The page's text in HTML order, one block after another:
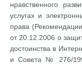
нравственного
услугах и
права
от 20.12.2006 о
достоинства в
и Совета № 276/